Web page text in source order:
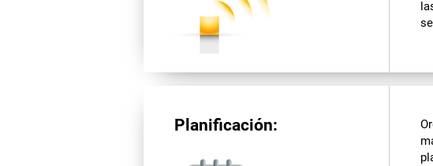
Planificación: